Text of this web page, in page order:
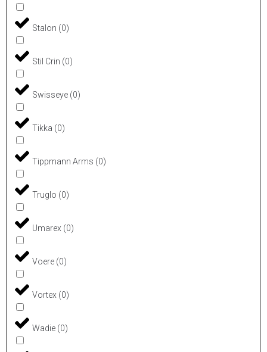
Stalon (0)
Stil Crin (0)
Swisseye (0)
Tikka (0)
Tippmann Arms (0)
Truglo (0)
Umarex (0)
Voere (0)
Vortex (0)
Wadie (0)